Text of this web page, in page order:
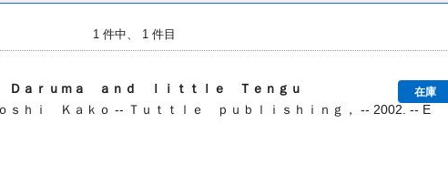
1 件中、 1 件目
Ｄａｒｕｍａ ａｎｄ ｌｉｔｔｌｅ Ｔｅｎｇｕ 在庫
ｓｈｉ Ｋａｋｏ -- Ｔｕｔｔｌｅ ｐｕｂｌｉｓｈｉｎｇ， -- 2002. -- E